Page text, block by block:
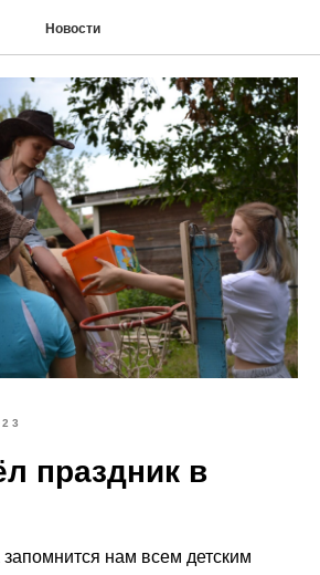
Новости
праздник в
нам всем детским